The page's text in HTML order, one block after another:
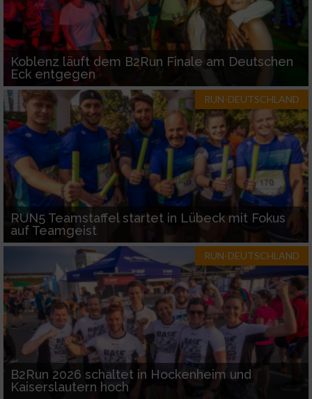
Koblenz läuft dem B2Run Finale am Deutschen
Eck entgegen
RUN-DEUTSCHLAND
RUN5 Teamstaffel startet in Lübeck mit Fokus
auf Teamgeist
RUN-DEUTSCHLAND
B2Run 2026 schaltet in Hockenheim und
Kaiserslautern hoch